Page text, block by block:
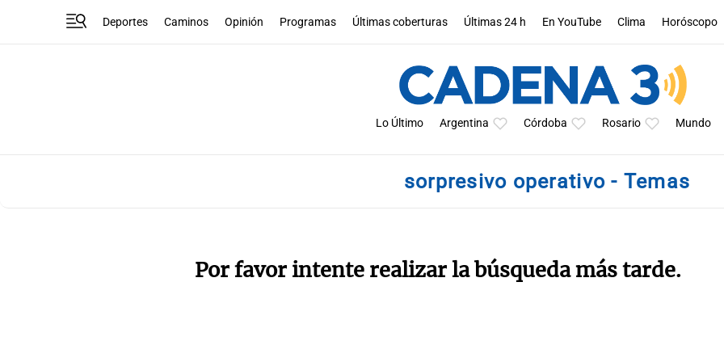
Deportes Caminos Opinión Programas Últimas coberturas Últimas 24 h En YouTube Clima Horóscopo
Lo Último Argentina Córdoba Rosario Mundo
sorpresivo operativo - Temas
Por favor intente realizar la búsqueda más tarde.